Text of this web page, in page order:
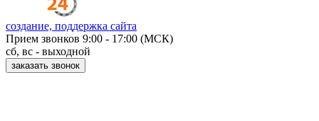
создание, поддержка сайта
Прием звонков 9:00 - 17:00 (МСК)
сб, вс - выходной
заказать звонок